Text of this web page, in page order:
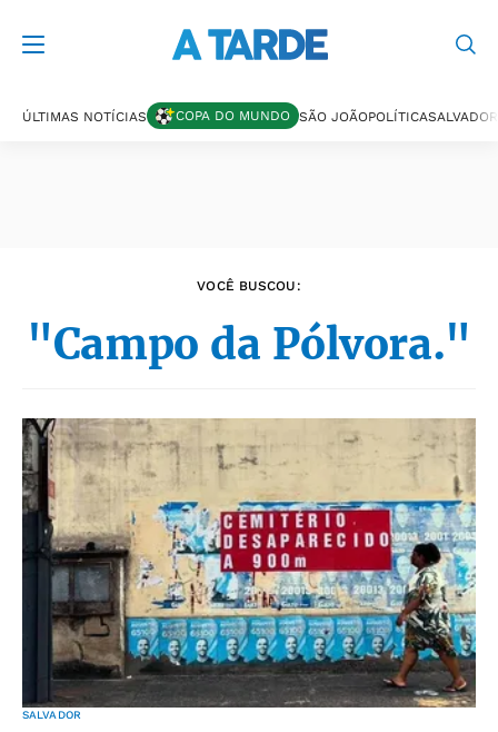
ÚLTIMAS NOTÍCIAS COPA DO MUNDO SÃO JOÃOPOLÍTICASALVADOR
VOCÊ BUSCOU:
"Campo da Pólvora."
SALVADOR